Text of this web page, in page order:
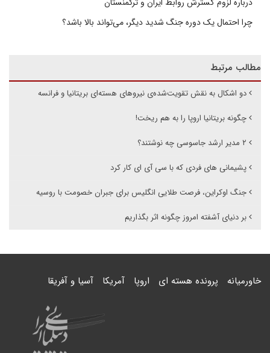
چرا احتمال یک دوره جنگ شدید دیگر، می‌تواند بالا باشد؟
مطالب مرتبط
دو اشکال به نقش تقویت‌شده‌ی نیروهای هسته‌ای بریتانیا و فرانسه
چگونه بریتانیا اروپا را به هم ریخت!
۲ مدیر ارشد جاسوسی چه نوشتند؟
پشیمانی های فردی که با سی آی ای کار کرد
جنگ اوکراین، فرصت طلایی انگلیس برای جبران خصومت با روسیه
بر دنیای آشفته امروز چگونه اثر بگذاریم
خاورمیانه پرونده هسته ای اروپا آمریکا آسیا و آفریقا